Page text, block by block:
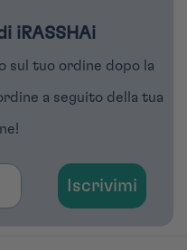
iRASSHAi
sul tuo ordine dopo la
a seguito della tua
Iscrivimi